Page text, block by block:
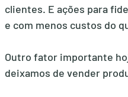
clientes. E ações para
e com menos custos do
Outro fator importante
deixamos de vender